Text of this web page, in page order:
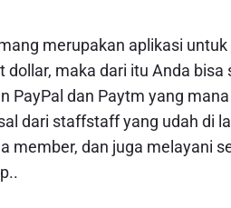
merupakan aplikasi
dollar, maka dari itu Anda
PayPal dan Paytm yang
dari staffstaff yang udah di
member, dan juga melayani